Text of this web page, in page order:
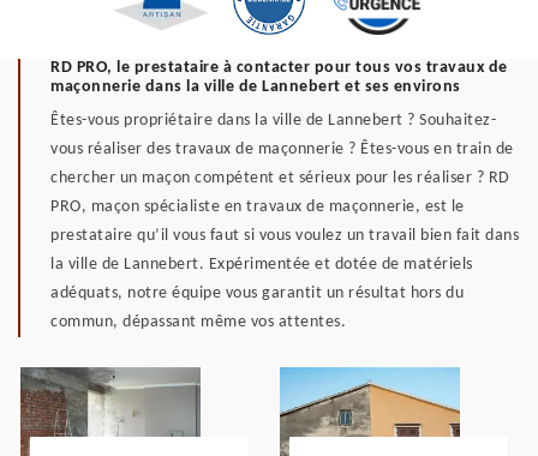
RD PRO, le prestataire à contacter pour tous vos travaux de
maçonnerie dans la ville de Lannebert et ses environs
Êtes-vous propriétaire dans la ville de Lannebert ? Souhaitez-
vous réaliser des travaux de maçonnerie ? Êtes-vous en train de
chercher un maçon compétent et sérieux pour les réaliser ? RD
PRO, maçon spécialiste en travaux de maçonnerie, est le
prestataire qu’il vous faut si vous voulez un travail bien fait dans
la ville de Lannebert. Expérimentée et dotée de matériels
adéquats, notre équipe vous garantit un résultat hors du
commun, dépassant même vos attentes.